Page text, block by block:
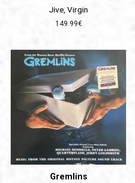
Jive, Virgin
Prix
149.99€
Gremlins